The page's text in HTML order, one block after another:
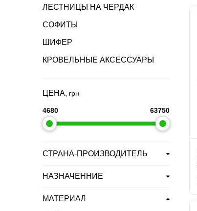
ЛЕСТНИЦЫ НА ЧЕРДАК
СОФИТЫ
ШИФЕР
КРОВЕЛЬНЫЕ АКСЕССУАРЫ
ЦЕНА, грн
4680 63750
СТРАНА-ПРОИЗВОДИТЕЛЬ
НАЗНАЧЕННИЕ
МАТЕРИАЛ